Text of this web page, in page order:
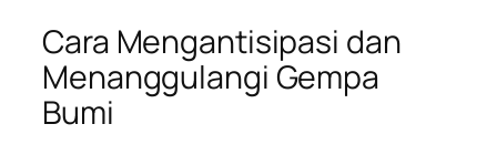
Cara Mengantisipasi dan
Menanggulangi Gempa
Bumi